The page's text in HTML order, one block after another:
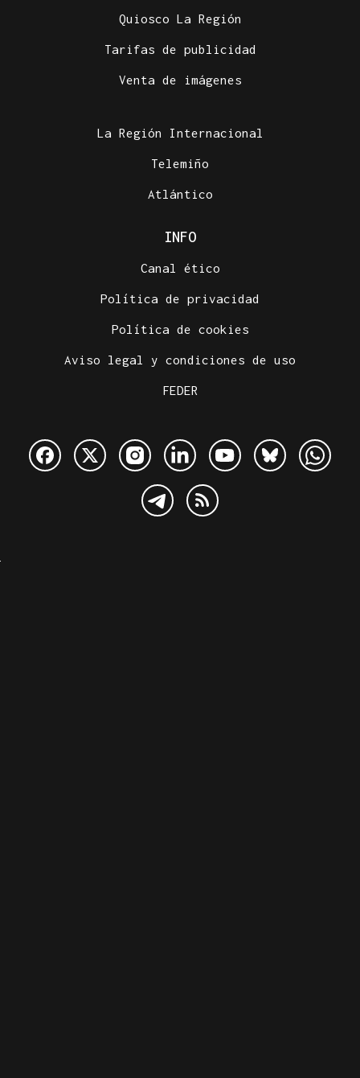
Quiosco La Región
Tarifas de publicidad
Venta de imágenes
La Región Internacional
Telemiño
Atlántico
INFO
Canal ético
Política de privacidad
Política de cookies
Aviso legal y condiciones de uso
FEDER